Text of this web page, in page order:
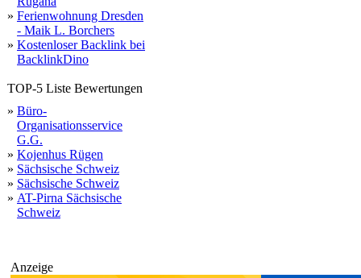
» Ferienwohnung Dresden
- Maik L. Borchers
» Kostenloser Backlink bei
BacklinkDino
TOP-5 Liste Bewertungen
» Büro-
Organisationsservice
G.G.
» Kojenhus Rügen
» Sächsische Schweiz
» Sächsische Schweiz
» AT-Pirna Sächsische
Schweiz
Anzeige